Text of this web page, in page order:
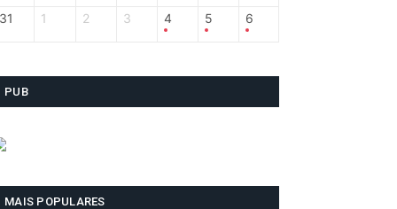
31 1 2 3 4 5 6
PUB
MAIS POPULARES